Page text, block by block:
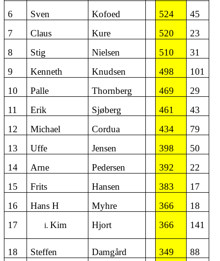
6
Sven Kofoed 524
45
7
Claus Kure 520
23
8
Stig Nielsen 510
31
9
Kenneth Knudsen 498
101
10
Palle Thornberg 469
29
11
Erik Sjøberg 461
43
12
Michael Cordua 434
79
13
Uffe Jensen 398
50
14
Arne Pedersen 392
22
15
Frits Hansen 383
17
16
Hans H Myhre 366
18
17
Kim Hjort 366 141
18 Steffen Damgård 349
88